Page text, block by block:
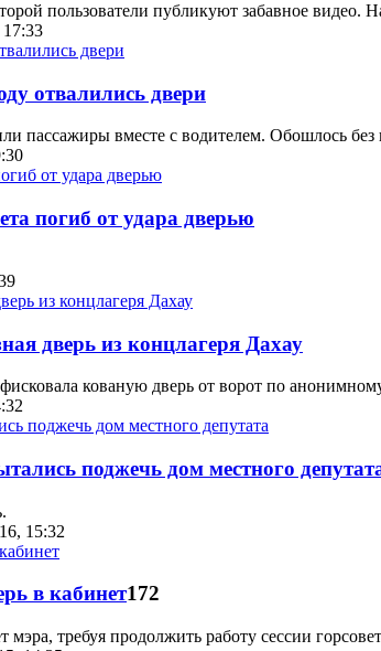
пользователи публикуют забавное
17:33
отвалились двери
пассажиры вместе с водителем. Обошлось без
погиб от удара дверью
дверь из концлагеря Дахау
кованую дверь от ворот по
поджечь дом местного
15:32
в кабинет172
требуя продолжить работу сессии